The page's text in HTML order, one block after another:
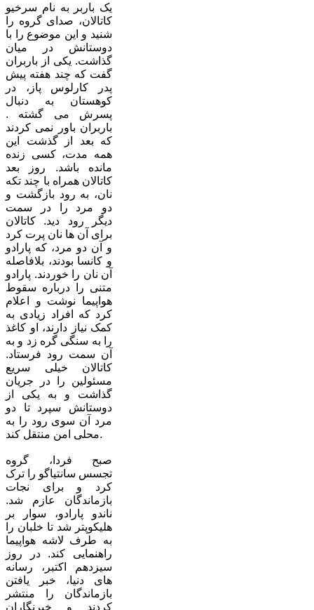
یک باربر به نام سرخیو
کاتالان، صدای گروه را
شنید و این موضوع را با
دوستانش در میان
گذاشت. یکی از باربران
گفت که چند هفته پیش
پدر کارلوس پاز، در
کوهستان به دنبال
پسرش می گشته .
باربران باور نمی کردند
که بعد از گذشت این
همه مدت، کسی زنده
مانده باشد. روز بعد
کاتالان همراه با چند تکه
نان، به رود بازگشت و
دو مرد را در سمت
دیگر رود دید. کاتالان
برای آن ها نان پرت کرد
و آن دو مرد، که پارادو
و کانسا بودند، بلافاصله
آن نان را خوردند. پارادو
متنی را درباره سقوط
هواپیما نوشت و اعلام
کرد که افراد زیادی به
کمک نیاز دارند، او کاغذ
را به سنگی گره زد و به
آن سمت رود فرستاد.
کاتالان خیلی سریع
مسئولین را در جریان
گذاشت و به یکی از
دوستانش سپرد تا دو
مرد آن سوی رود را به
محلی امن منتقل کند.
صبح فردا، گروه
تجسس سانتیاگو را ترک
کرد و برای نجات
بازماندگان عازم شد.
ناندو پارادو، سوار بر
هلیکوپتر شد تا خلبان را
به طرف لاشه هواپیما
راهنمایی کند. در روز
سیزدهم اکتبر، رسانه
های دنیا، خبر یافتن
بازماندگان را منتشر
کردند و خبرنگاران